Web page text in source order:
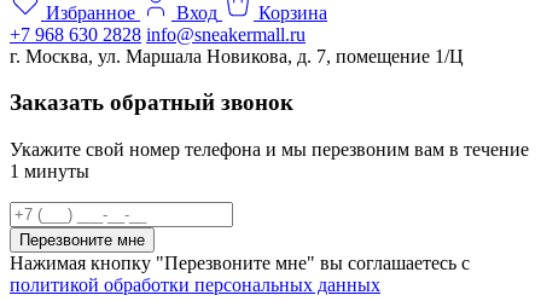
Избранное Вход
Корзина
+7 968 630 2828 info@sneakermall.ru
г. Москва, ул. Маршала Новикова, д. 7, помещение 1/Ц
Заказать обратный звонок
Укажите свой номер телефона и мы перезвоним вам в течение
1 минуты
Перезвоните мне
Нажимая кнопку "Перезвоните мне" вы соглашаетесь с
политикой обработки персональных данных